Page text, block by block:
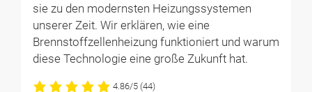
sie zu den modernsten Heizungssystemen
unserer Zeit. Wir erklären, wie eine
Brennstoffzellenheizung funktioniert und warum
diese Technologie eine große Zukunft hat.
4.86/5 (44)